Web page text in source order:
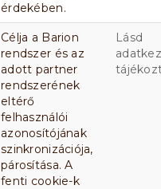
érdekében.
Célja a Barion
rendszer és az
adott partner
rendszerének
eltérő
felhasználói
azonosítójának
szinkronizációja,
párosítása. A
fenti cookie-k
Lásd